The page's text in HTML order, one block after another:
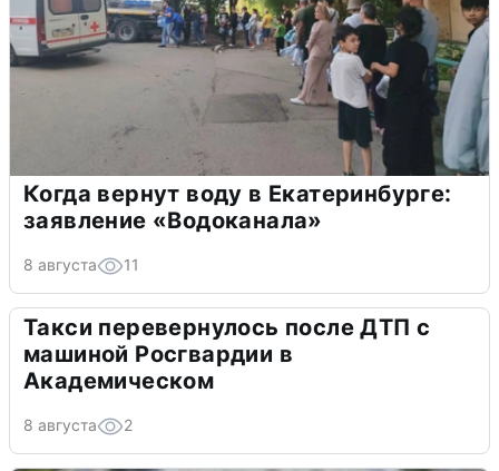
Когда вернут воду в Екатеринбурге:
заявление «Водоканала»
8 августа 11
Такси перевернулось после ДТП с
машиной Росгвардии в
Академическом
8 августа 2